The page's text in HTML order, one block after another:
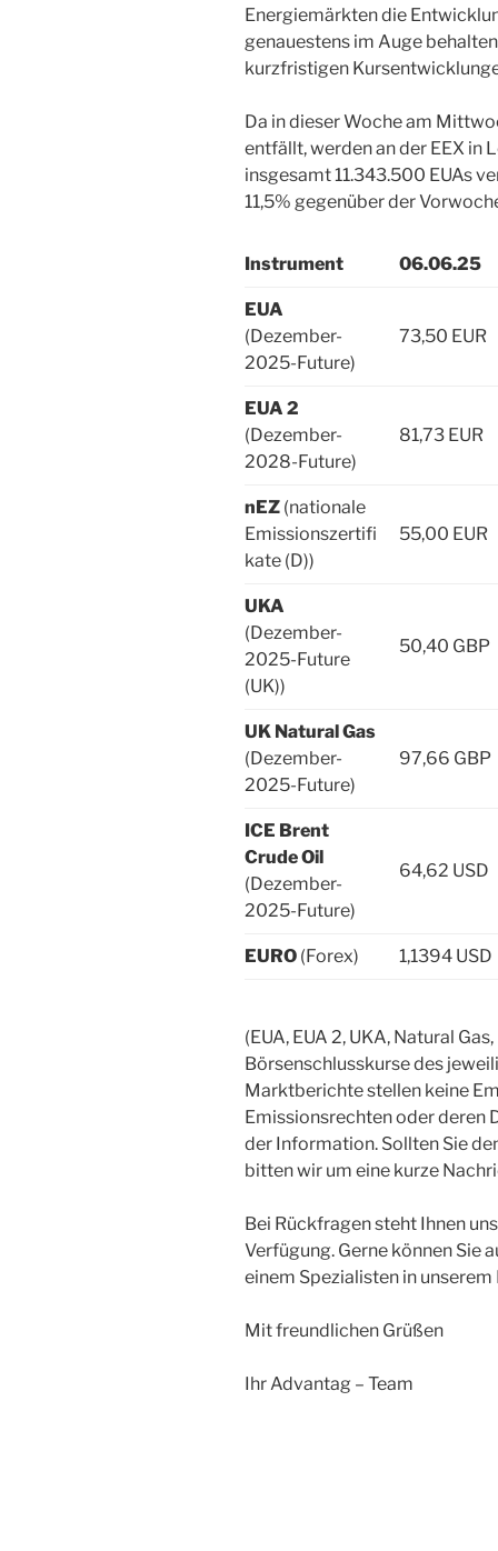
Energiemärkten die
genauestens im Auge
kurzfristigen
Da in dieser Woche am
entfällt, werden an der EEX in
insgesamt 11.343.500 EUAs
11,5% gegenüber der
Instrument 06.06.25
EUA
(Dezember-
2025-Future)
73,50 EUR
EUA 2
(Dezember-
2028-Future)
81,73 EUR
nEZ (nationale
Emissionszertifi
kate (D))
55,00 EUR
UKA
(Dezember-
2025-Future
(UK))
50,40 GBP
UK Natural Gas
(Dezember-
2025-Future)
97,66 GBP
ICE Brent
Crude Oil
(Dezember-
2025-Future)
64,62 USD
EURO (Forex) 1,1394 USD
(EUA, EUA 2, UKA, Natural
Börsenschlusskurse des
Marktberichte stellen keine
Emissionsrechten oder deren
der Information. Sollten Sie
bitten wir um eine kurze
Bei Rückfragen steht Ihnen
Verfügung. Gerne können Sie
einem Spezialisten in unserem
Mit freundlichen Grüßen
Ihr Advantag – Team